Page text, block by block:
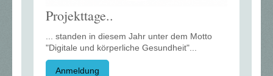
Projekttage..
... standen in diesem Jahr unter dem Motto
"Digitale und körperliche Gesundheit"...
Anmeldung